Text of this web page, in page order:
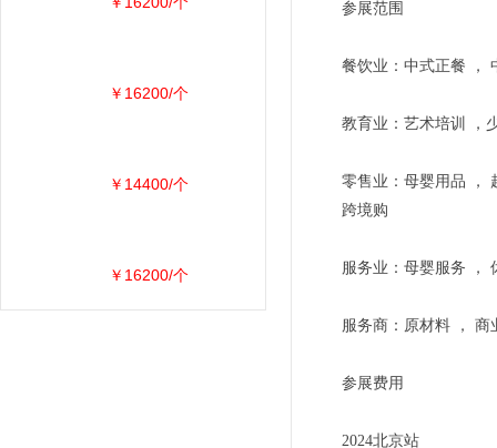
参展范围
餐饮业：中式正餐 ，
教育业：艺术培训 ，
零售业：母婴用品 ，
跨境购
服务业：母婴服务 ，
服务商：原材料 ，
参展费用
2024北京站
￥16200/个
￥14400/个
￥16200/个